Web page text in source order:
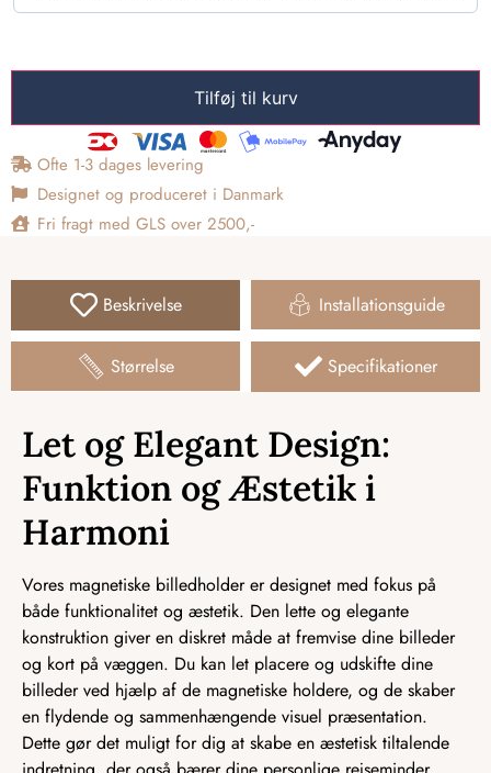
Tilføj til kurv
Ofte 1-3 dages levering
Designet og produceret i Danmark
Fri fragt med GLS over 2500,-
Beskrivelse
Størrelse
Installationsguide
Specifikationer
Let og Elegant Design:
Funktion og Æstetik i
Harmoni
Vores magnetiske billedholder er designet med fokus på
både funktionalitet og æstetik. Den lette og elegante
konstruktion giver en diskret måde at fremvise dine billeder
og kort på væggen. Du kan let placere og udskifte dine
billeder ved hjælp af de magnetiske holdere, og de skaber
en flydende og sammenhængende visuel præsentation.
Dette gør det muligt for dig at skabe en æstetisk tiltalende